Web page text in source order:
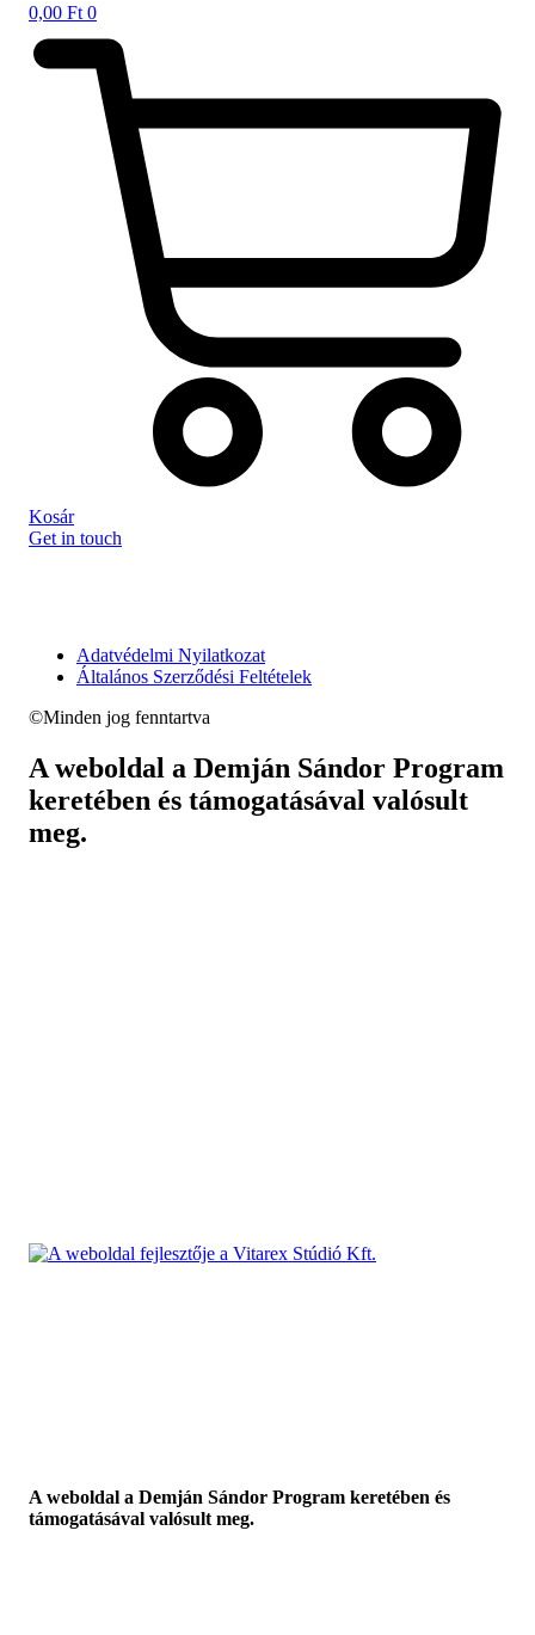
0,00 Ft 0
Kosár
Get in touch
Adatvédelmi Nyilatkozat
Általános Szerződési Feltételek
©Minden jog fenntartva
A weboldal a Demján Sándor Program
keretében és támogatásával valósult
meg.
A weboldal a Demján Sándor Program keretében és
támogatásával valósult meg.